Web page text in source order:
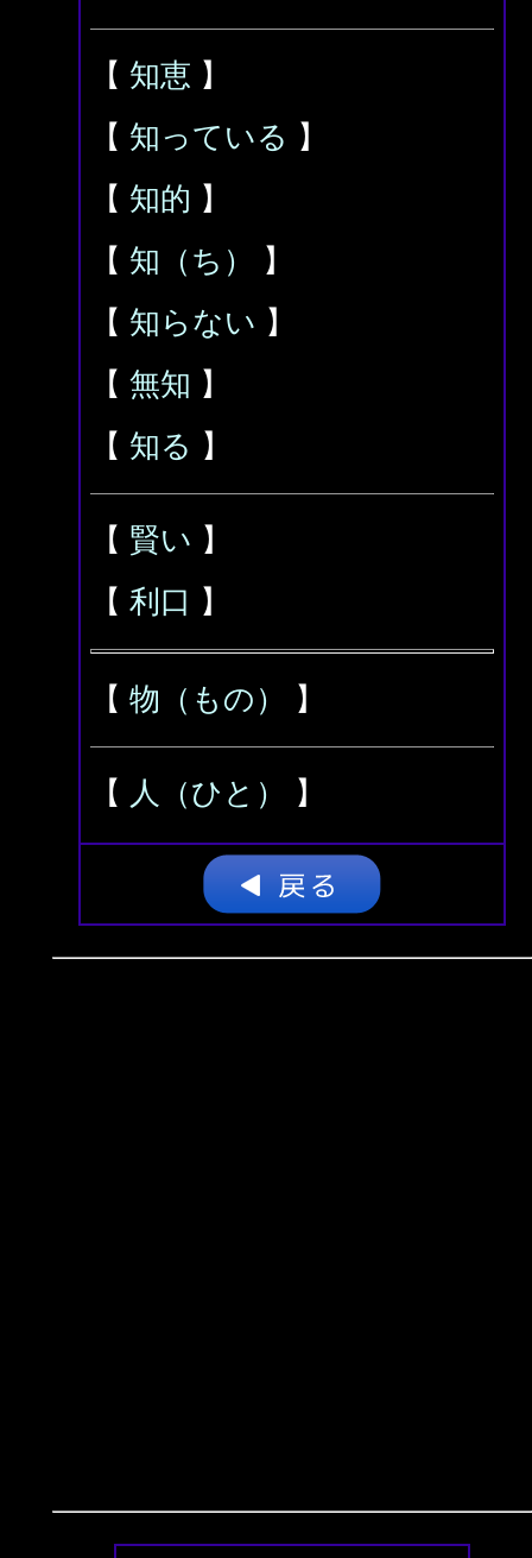
【 知恵 】
【 知っている 】
【 知的 】
【 知（ち）
】
【 知らない 】
【 無知 】
【 知る 】
【 賢い 】
【 利口 】
【 物（もの） 】
【 人（ひと） 】